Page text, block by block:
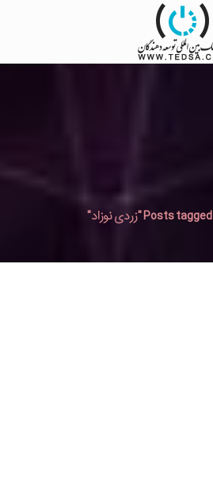
Posts tagged "زردی نوزاد"